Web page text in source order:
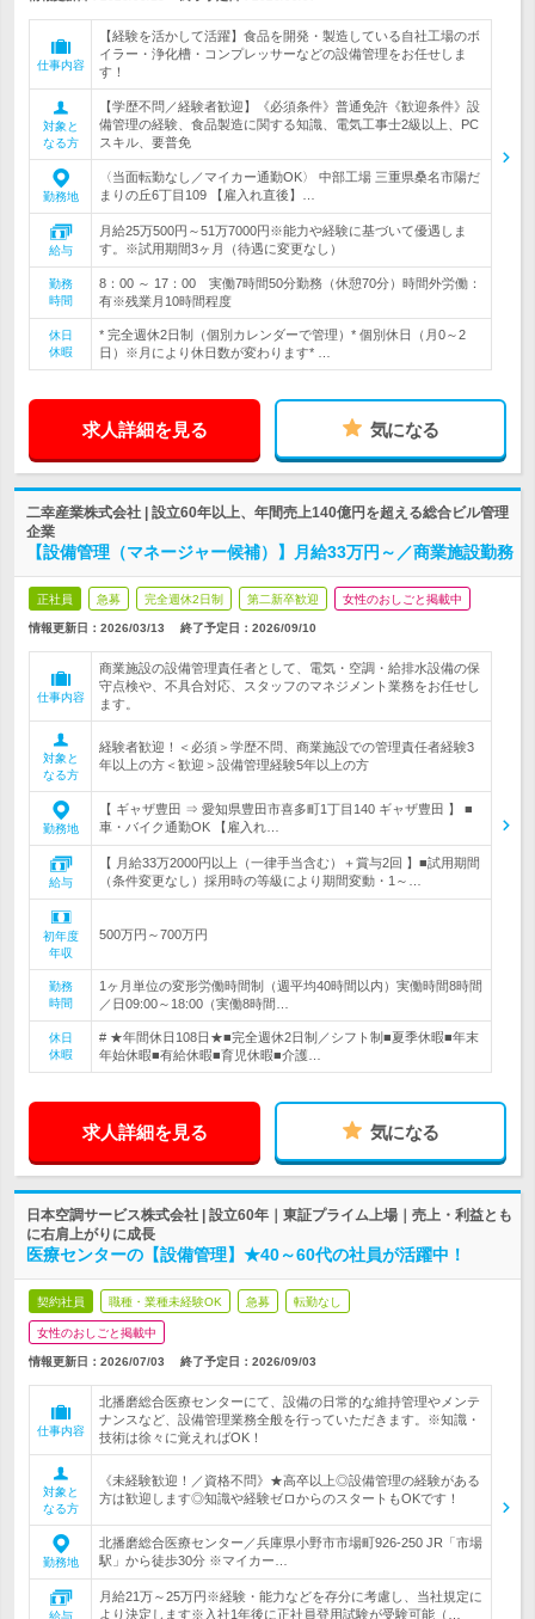
仕事内容
【経験を活かして活躍】食品を開発・製造している自社工場のボ
イラー・浄化槽・コンプレッサーなどの設備管理をお任せしま
す！
対象と
なる方
【学歴不問／経験者歓迎】《必須条件》普通免許《歓迎条件》設
備管理の経験、食品製造に関する知識、電気工事士2級以上、PC
スキル、要普免
勤務地
〈当面転勤なし／マイカー通勤OK〉 中部工場 三重県桑名市陽だ
まりの丘6丁目109 【雇入れ直後】…
給与
月給25万500円～51万7000円※能力や経験に基づいて優遇しま
す。※試用期間3ヶ月（待遇に変更なし）
勤務
時間
8：00 ～ 17：00 実働7時間50分勤務（休憩70分）時間外労働：
有※残業月10時間程度
休日
休暇
* 完全週休2日制（個別カレンダーで管理）* 個別休日（月0～2
日）※月により休日数が変わります* …
求人詳細を見る 気になる
二幸産業株式会社 | 設立60年以上、年間売上140億円を超える総合ビル管理
企業
【設備管理（マネージャー候補）】月給33万円～／商業施設勤務
正社員 急募 完全週休2日制 第二新卒歓迎 女性のおしごと掲載中
情報更新日：2026/03/13 終了予定日： 2026/09/10
仕事内容
商業施設の設備管理責任者として、電気・空調・給排水設備の保
守点検や、不具合対応、スタッフのマネジメント業務をお任せし
ます。
対象と
なる方
経験者歓迎！＜必須＞学歴不問、商業施設での管理責任者経験3
年以上の方＜歓迎＞設備管理経験5年以上の方
勤務地
【 ギャザ豊田 ⇒ 愛知県豊田市喜多町1丁目140 ギャザ豊田 】 ■
車・バイク通勤OK 【雇入れ…
給与
【 月給33万2000円以上（一律手当含む）＋賞与2回 】■試用期間
（条件変更なし）採用時の等級により期間変動・1～…
初年度
年収
500万円～700万円
勤務
時間
1ヶ月単位の変形労働時間制（週平均40時間以内）実働時間8時間
／日09:00～18:00（実働8時間…
休日
休暇
# ★年間休日108日★■完全週休2日制／シフト制■夏季休暇■年末
年始休暇■有給休暇■育児休暇■介護…
求人詳細を見る 気になる
日本空調サービス株式会社 | 設立60年｜東証プライム上場｜売上・利益とも
に右肩上がりに成長
医療センターの【設備管理】★40～60代の社員が活躍中！
契約社員 職種・業種未経験OK 急募 転勤なし
女性のおしごと掲載中
情報更新日：2026/07/03 終了予定日： 2026/09/03
仕事内容
北播磨総合医療センターにて、設備の日常的な維持管理やメンテ
ナンスなど、設備管理業務全般を行っていただきます。※知識・
技術は徐々に覚えればOK！
対象と
なる方
《未経験歓迎！／資格不問》★高卒以上◎設備管理の経験がある
方は歓迎します◎知識や経験ゼロからのスタートもOKです！
勤務地
北播磨総合医療センター／兵庫県小野市市場町926-250 JR「市場
駅」から徒歩30分 ※マイカー…
給与
月給21万～25万円※経験・能力などを存分に考慮し、当社規定に
より決定します※入社1年後に正社員登用試験が受験可能（…